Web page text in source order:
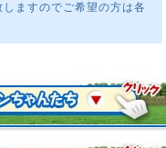
ますのでご希望の方は各